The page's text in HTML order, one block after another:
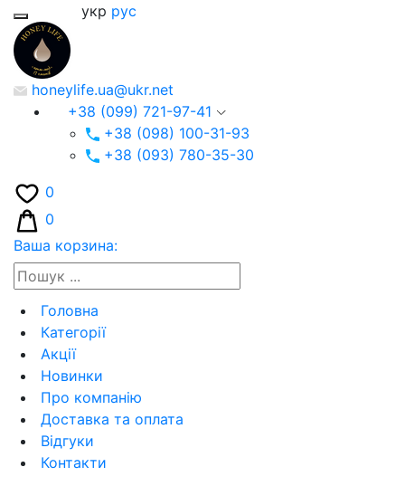
укр рус
honeylife.ua@ukr.net
+38 (099) 721-97-41
+38 (098) 100-31-93
+38 (093) 780-35-30
0
0
Ваша корзина:
Головна
Категорії
Акції
Новинки
Про компанію
Доставка та оплата
Відгуки
Контакти